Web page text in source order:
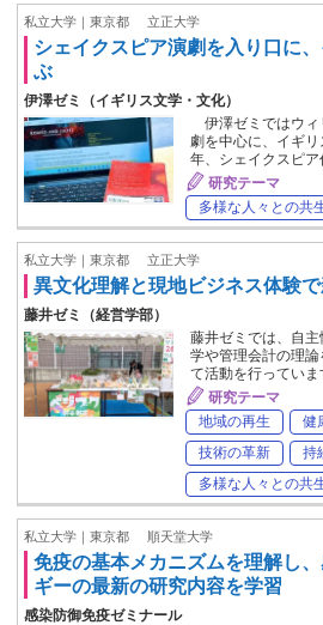
私立大学｜東京都 立正大学
シェイクスピア演劇を入り口に
ぶ
伊澤ゼミ（イギリス文学・文化）
伊澤ゼミではウィ
劇を中心に、イギ
年、シェイクスピ
研究テーマ
多様な人々との共
私立大学｜東京都 立正大学
異文化理解と現地ビジネス体験
藤井ゼミ（経営学部）
藤井ゼミでは、自
学や管理会計の理
て活動を行ってい
研究テーマ
地域の再生
健
技術の革新
持
多様な人々との共
私立大学｜東京都 順天堂大学
免疫の基本メカニズムを理解し
ギーの最新の研究内容を学習
感染防御免疫ゼミナール